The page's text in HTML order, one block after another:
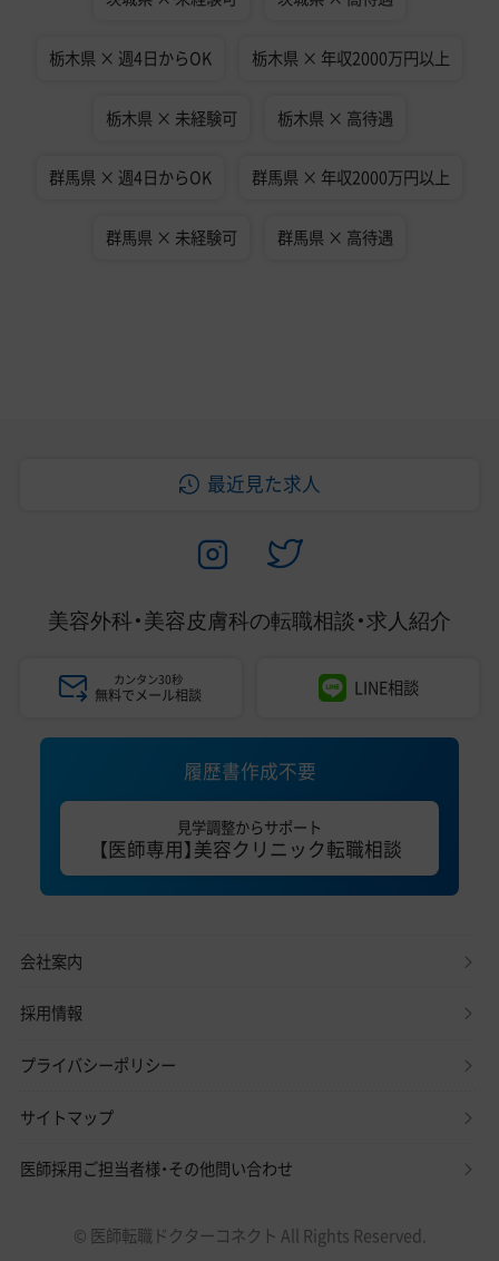
栃木県 × 週4日からOK 栃木県 × 年収2000万円以上
栃木県 × 未経験可 栃木県 × 高待遇
群馬県 × 週4日からOK 群馬県 × 年収2000万円以上
群馬県 × 未経験可 群馬県 × 高待遇
最近見た求人
美容外科・美容皮膚科の転職相談・求人紹介
カンタン30秒
無料でメール相談 LINE相談
履歴書作成不要
見学調整からサポート
【医師専用】美容クリニック転職相談
会社案内
採用情報
プライバシーポリシー
サイトマップ
医師採用ご担当者様・その他問い合わせ
© 医師転職ドクターコネクト All Rights Reserved.